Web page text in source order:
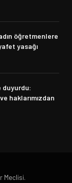
öğretmenlere
yasağı
duyurdu:
haklarımızdan
Meclisi.